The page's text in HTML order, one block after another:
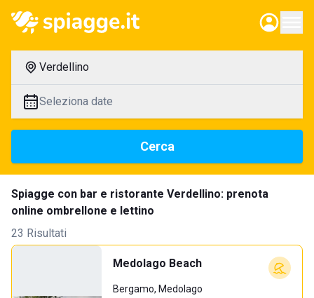
Verdellino
Seleziona date
Cerca
Spiagge con bar e ristorante Verdellino: prenota
online ombrellone e lettino
23 Risultati
Medolago Beach
Bergamo, Medolago